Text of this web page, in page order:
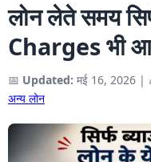
लोन लेते समय
Charges भी
📅 Updated: मई 16, 2026 |
अन्य लोन